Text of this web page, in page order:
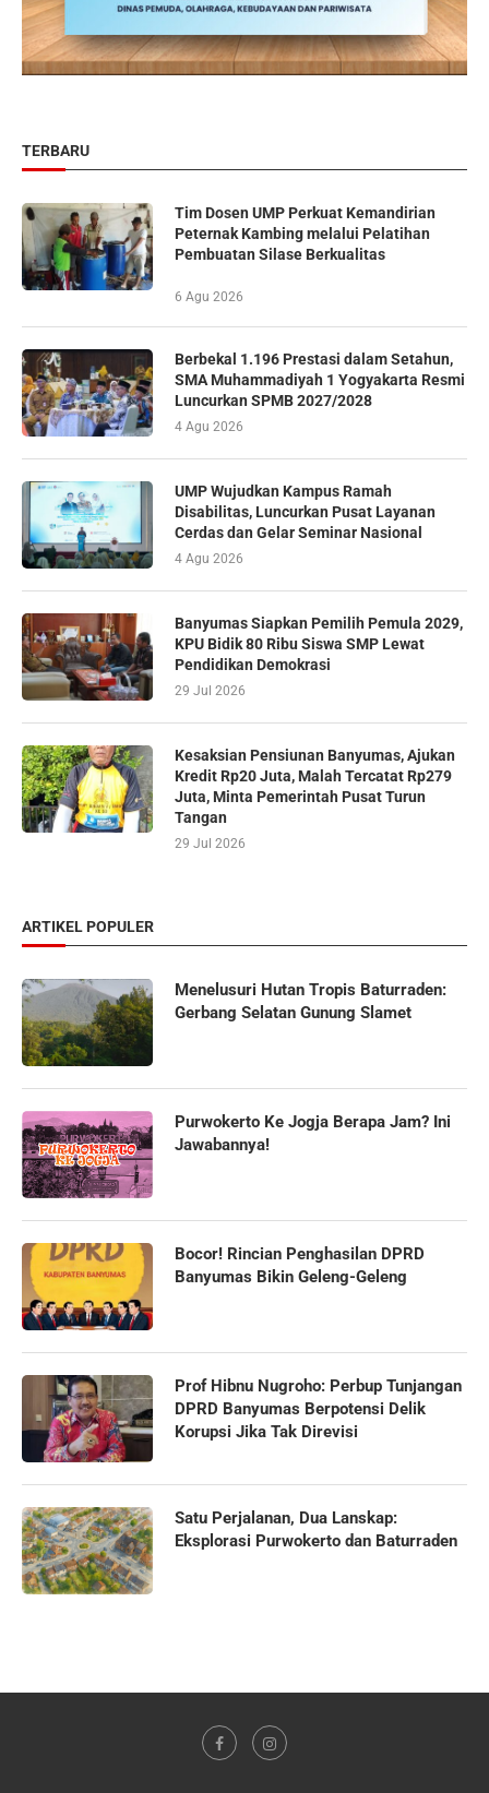
TERBARU
Tim Dosen UMP Perkuat Kemandirian
Peternak Kambing melalui Pelatihan
Pembuatan Silase Berkualitas
6 Agu 2026
Berbekal 1.196 Prestasi dalam Setahun,
SMA Muhammadiyah 1 Yogyakarta Resmi
Luncurkan SPMB 2027/2028
4 Agu 2026
UMP Wujudkan Kampus Ramah
Disabilitas, Luncurkan Pusat Layanan
Cerdas dan Gelar Seminar Nasional
4 Agu 2026
Banyumas Siapkan Pemilih Pemula 2029,
KPU Bidik 80 Ribu Siswa SMP Lewat
Pendidikan Demokrasi
29 Jul 2026
Kesaksian Pensiunan Banyumas, Ajukan
Kredit Rp20 Juta, Malah Tercatat Rp279
Juta, Minta Pemerintah Pusat Turun
Tangan
29 Jul 2026
ARTIKEL POPULER
Menelusuri Hutan Tropis Baturraden:
Gerbang Selatan Gunung Slamet
Purwokerto Ke Jogja Berapa Jam? Ini
Jawabannya!
Bocor! Rincian Penghasilan DPRD
Banyumas Bikin Geleng-Geleng
Prof Hibnu Nugroho: Perbup Tunjangan
DPRD Banyumas Berpotensi Delik
Korupsi Jika Tak Direvisi
Satu Perjalanan, Dua Lanskap:
Eksplorasi Purwokerto dan Baturraden